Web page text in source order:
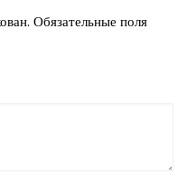
Обязательные поля